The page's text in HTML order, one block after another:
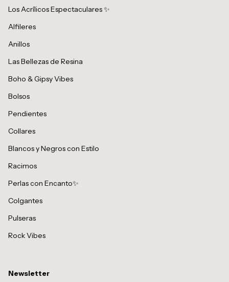
Los Acrílicos Espectaculares ✨
Alfileres
Anillos
Las Bellezas de Resina
Boho & Gipsy Vibes
Bolsos
Pendientes
Collares
Blancos y Negros con Estilo
Racimos
Perlas con Encanto✨
Colgantes
Pulseras
Rock Vibes
Newsletter